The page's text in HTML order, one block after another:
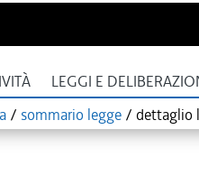
LEGGI E
/ sommario legge / dettaglio